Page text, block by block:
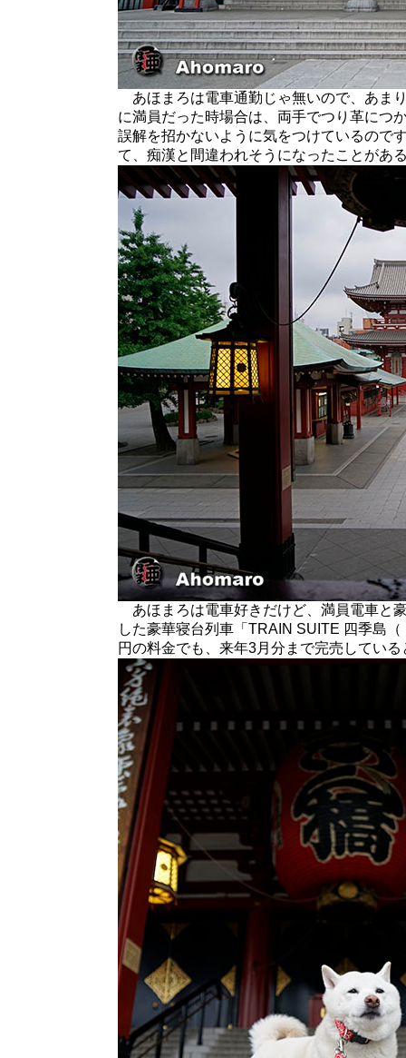
あほまろは電車通勤じゃ無いので、あま
に満員だった時場合は、両手でつり革につ
誤解を招かないように気をつけているので
て、痴漢と間違われそうになったことがあ
あほまろは電車好きだけど、満員電車と
した豪華寝台列車「TRAIN SUITE 四季島
円の料金でも、来年3月分まで完売してい